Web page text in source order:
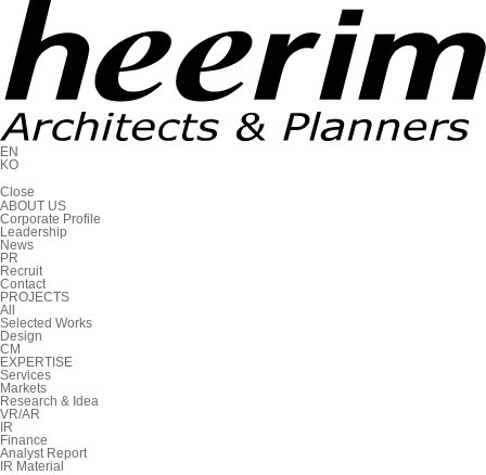
EN
KO
Close
ABOUT US
Corporate Profile
Leadership
News
PR
Recruit
Contact
PROJECTS
All
Selected Works
Design
CM
EXPERTISE
Services
Markets
Research & Idea
VR/AR
IR
Finance
Analyst Report
IR Material